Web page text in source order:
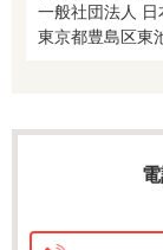
一般社団法人 日
東京都豊島区東